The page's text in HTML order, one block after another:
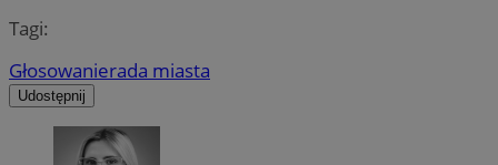
Tagi:
Głosowanierada miasta
Udostępnij